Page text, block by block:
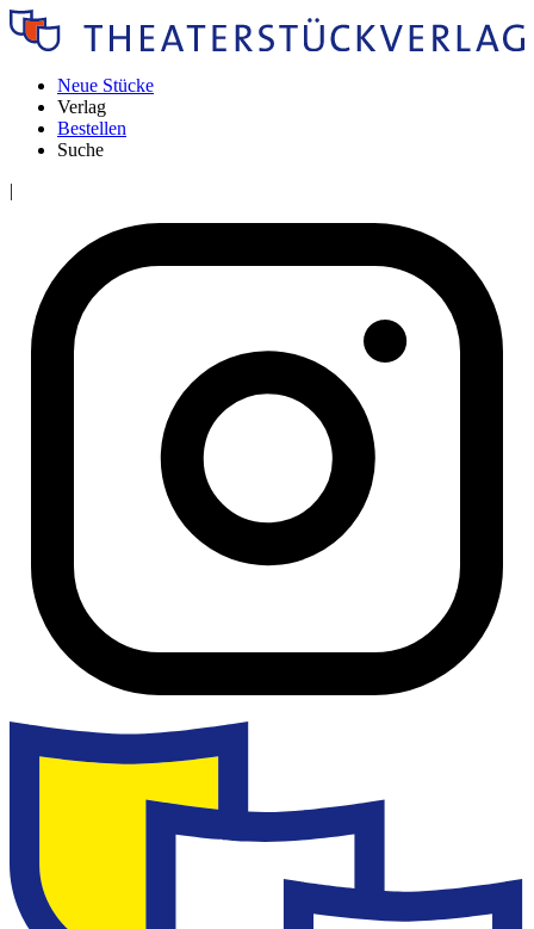
Neue Stücke
Verlag
Bestellen
Suche
|